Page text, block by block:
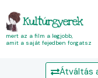
Kultúrgyerek
mert az a film a legjobb,
amit a saját fejedben forgatsz
Átváltás